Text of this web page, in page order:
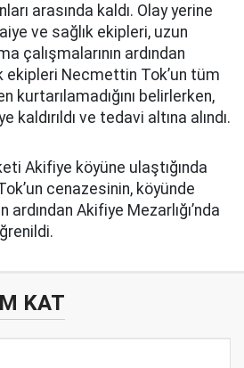
arasında kaldı. Olay yerine
ve sağlık ekipleri, uzun
çalışmalarının ardından
ekipleri Necmettin Tok’un tüm
kurtarılamadığını belirlerken,
kaldırıldı ve tedavi altına alındı.
Akifiye köyüne ulaştığında
cenazesinin, köyünde
Akifiye Mezarlığı’nda
KAT